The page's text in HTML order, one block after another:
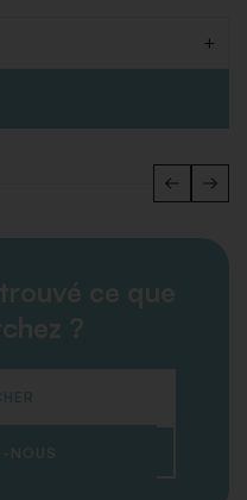
+
ce que
?
NOUS